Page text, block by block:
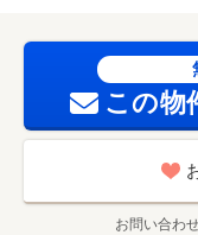
この物
お問い合わ